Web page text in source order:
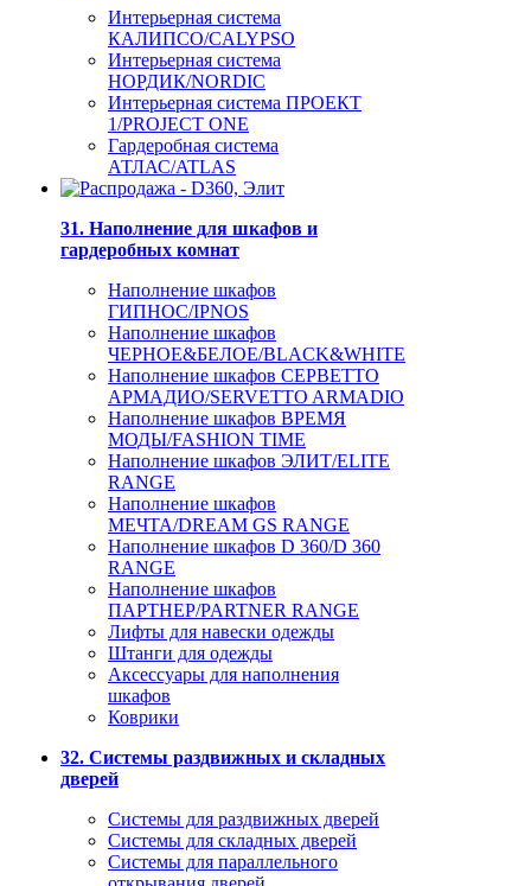
Интерьерная система
КАЛИПСО/CALYPSO
Интерьерная система
НОРДИК/NORDIC
Интерьерная система ПРОЕКТ
1/PROJECT ONE
Гардеробная система
АТЛАС/ATLAS
31. Наполнение для шкафов и
гардеробных комнат
Наполнение шкафов
ГИПНОС/IPNOS
Наполнение шкафов
ЧЕРНОЕ&БЕЛОЕ/BLACK&WHITE
Наполнение шкафов СЕРВЕТТО
АРМАДИО/SERVETTO ARMADIO
Наполнение шкафов ВРЕМЯ
МОДЫ/FASHION TIME
Наполнение шкафов ЭЛИТ/ELITE
RANGE
Наполнение шкафов
МЕЧТА/DREAM GS RANGE
Наполнение шкафов D 360/D 360
RANGE
Наполнение шкафов
ПАРТНЕР/PARTNER RANGE
Лифты для навески одежды
Штанги для одежды
Аксессуары для наполнения
шкафов
Коврики
32. Системы раздвижных и складных
дверей
Системы для раздвижных дверей
Системы для складных дверей
Системы для параллельного